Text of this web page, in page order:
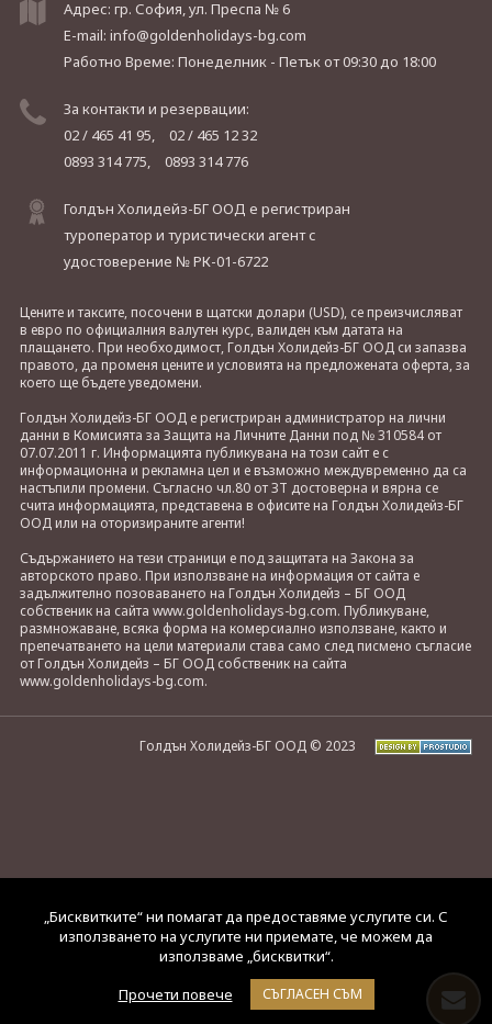
Адрес: гр. София, ул. Преспа № 6
E-mail: info@goldenholidays-bg.com
Работно Време: Понеделник - Петъкот 09:30 до 18:00
За контакти и резервации:
02 / 465 41 95,
02 / 465 12 32
0893 314 775,
0893 314 776
Голдън Холидейз-БГ ООД е регистриран
туроператор и туристически агент с
удостоверение № РК-01-6722
Цените и таксите, посочени в щатски долари (USD), се преизчисляват
в евро по официалния валутен курс, валиден към датата на
плащането. При необходимост, Голдън Холидейз-БГ ООД си запазва
правото, да променя цените и условията на предложената оферта, за
което ще бъдете уведомени.
Голдън Холидейз-БГ ООД е регистриран администратор на лични
данни в Комисията за Защита на Личните Данни под № 310584 от
07.07.2011 г. Информацията публикувана на този сайт е с
информационна и рекламна цел и е възможно междувременно да са
настъпили промени. Съгласно чл.80 от ЗТ достоверна и вярна се
счита информацията, представена в офисите на Голдън Холидейз-БГ
ООД или на оторизираните агенти!
Съдържанието на тези страници е под защитата на Закона за
авторското право. При използване на информация от сайта е
задължително позоваването на Голдън Холидейз – БГ ООД
собственик на сайта www.goldenholidays-bg.com. Публикуване,
размножаване, всяка форма на комерсиално използване, както и
препечатването на цели материали става само след писмено съгласие
от Голдън Холидейз – БГ ООД собственик на сайта
www.goldenholidays-bg.com.
Голдън Холидейз-БГ ООД © 2023
„Бисквитките“ ни помагат да предоставяме услугите си. С
използването на услугите ни приемате, че можем да
използваме „бисквитки“.
Прочети повече
СЪГЛАСЕН СЪМ